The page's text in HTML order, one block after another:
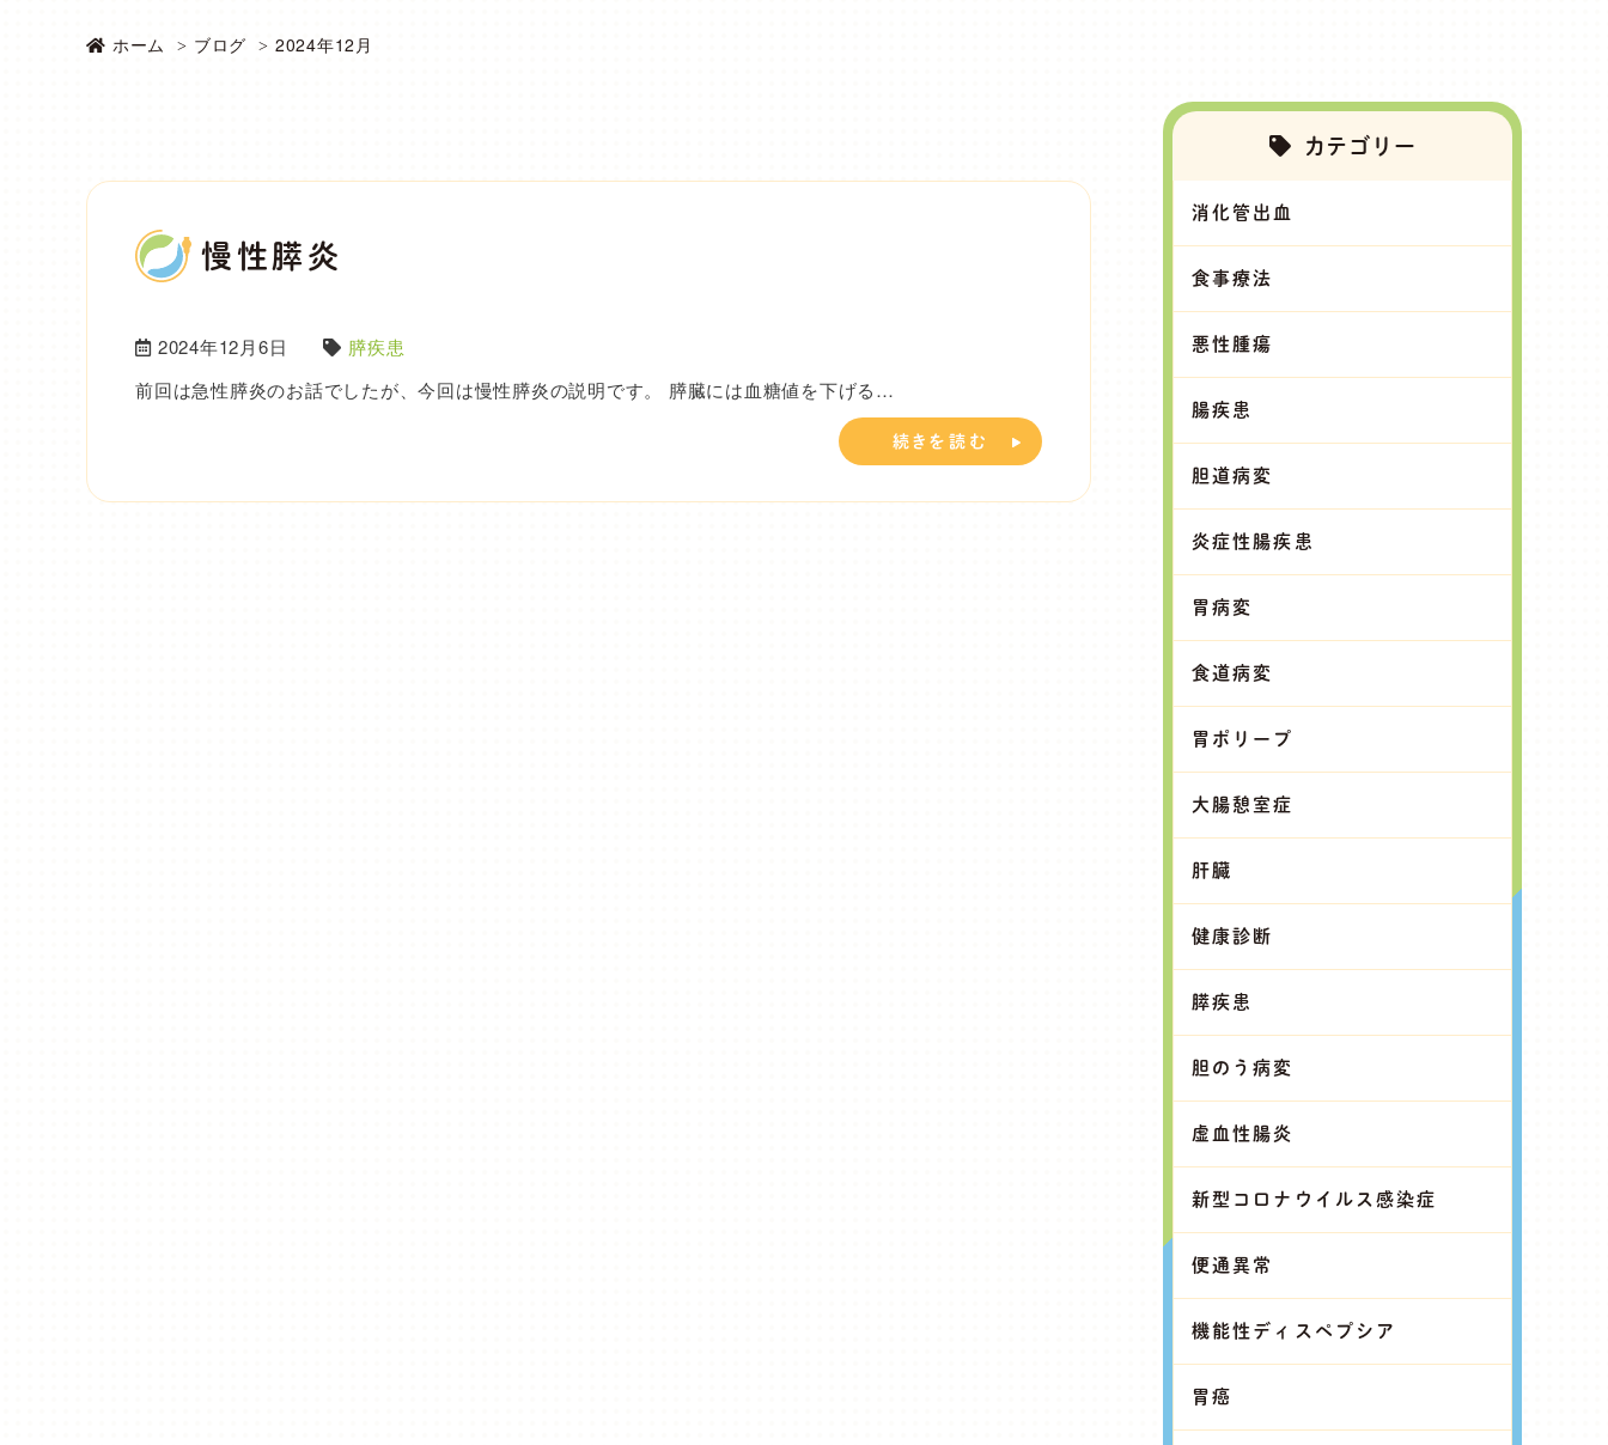
ホーム ブログ 2024年12月
慢性膵炎
2024年12月6日
膵疾患
前回は急性膵炎のお話でしたが、今回は慢性膵炎の説明です。 膵臓には血糖値を下げる…
続きを読む
カテゴリー
消化管出血
食事療法
悪性腫瘍
腸疾患
胆道病変
炎症性腸疾患
胃病変
食道病変
胃ポリープ
大腸憩室症
肝臓
健康診断
膵疾患
胆のう病変
虚血性腸炎
新型コロナウイルス感染症
便通異常
機能性ディスペプシア
胃癌